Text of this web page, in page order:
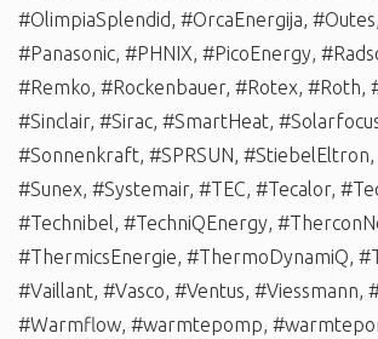
#OlimpiaSplendid, #OrcaEnergija, #Outes,
#Panasonic, #PHNIX, #PicoEnergy,
#Remko, #Rockenbauer, #Rotex, #Roth,
#Sinclair, #Sirac, #SmartHeat,
#Sonnenkraft, #SPRSUN, #StiebelEltron,
#Sunex, #Systemair, #TEC, #Tecalor,
#Technibel, #TechniQEnergy,
#ThermicsEnergie, #ThermoDynamiQ,
#Vaillant, #Vasco, #Ventus, #Viessmann,
#Warmflow, #warmtepomp,